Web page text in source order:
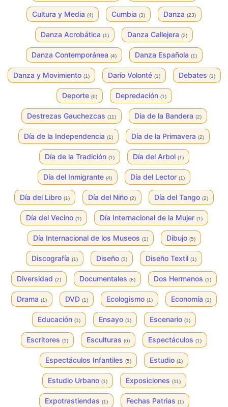
Cultura y Media (4) Cumbia (3) Danza (23)
Danza Acrobática (1) Danza Callejera (2)
Danza Contemporánea (4) Danza Española (1)
Danza y Movimiento (1) Darío Volonté (1) Debates (1)
Deporte (6) Depredación (1)
Destrezas Gauchezcas (11) Día de la Bandera (2)
Día de la Independencia (1) Día de la Primavera (2)
Día de la Tradición (1) Día del Arbol (1)
Día del Inmigrante (4) Día del Lector (1)
Día del Libro (1) Día del Niño (2) Día del Tango (2)
Día del Vecino (1) Día Internacional de la Mujer (1)
Día Internacional de los Museos (1) Dibujo (5)
Discografía (1) Diseño (3) Diseño Textil (1)
Diversidad (2) Documentales (8) Dos Hermanos (1)
Drama (1) DVD (1) Ecologismo (1) Economía (1)
Educación (1) Ensayo (1) Escenario (1)
Escritores (1) Esculturas (6) Espectáculos (1)
Espectáculos Infantiles (5) Estudio (1)
Estudio Urbano (1) Exposiciones (11)
Expotrastiendas (1) Fechas Patrias (1)